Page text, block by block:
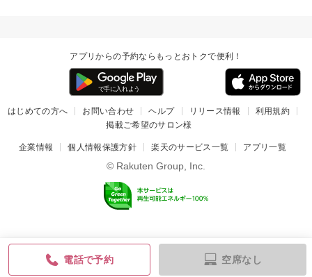
電話で予約 空席なし
アプリからの予約ならもっとおトクで便利！
はじめての方へ お問い合わせ ヘルプ リリース情報
利用規約
掲載ご希望のサロン様
企業情報 個人情報保護方針 楽天のサービス一覧 アプリ一覧
© Rakuten Group, Inc.